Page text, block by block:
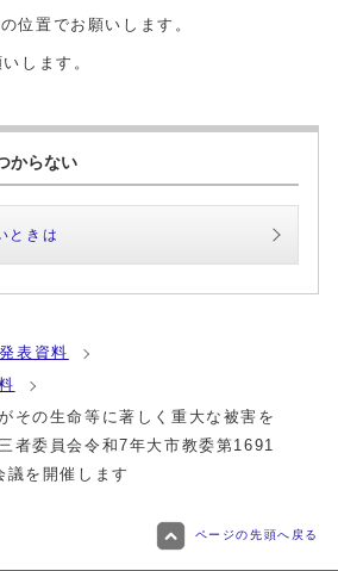
位置でお願いします。
します。
からない
ときは
表資料
の生命等に著しく重大な被害を
者委員会令和7年大市教委第1691
議を開催します
ページの先頭へ戻る